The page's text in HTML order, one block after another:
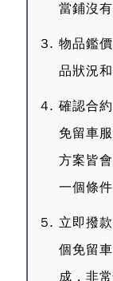
當鋪沒
物品鑑
品狀況
確認合
免留車
方案皆
一個條
立即撥
個免留
成，非常